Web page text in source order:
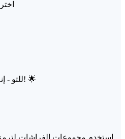
مرحبا! رأيت {emoji} للتو - إنه مدهش! 🌟
استخدم مجموعات الفراشات لترمز